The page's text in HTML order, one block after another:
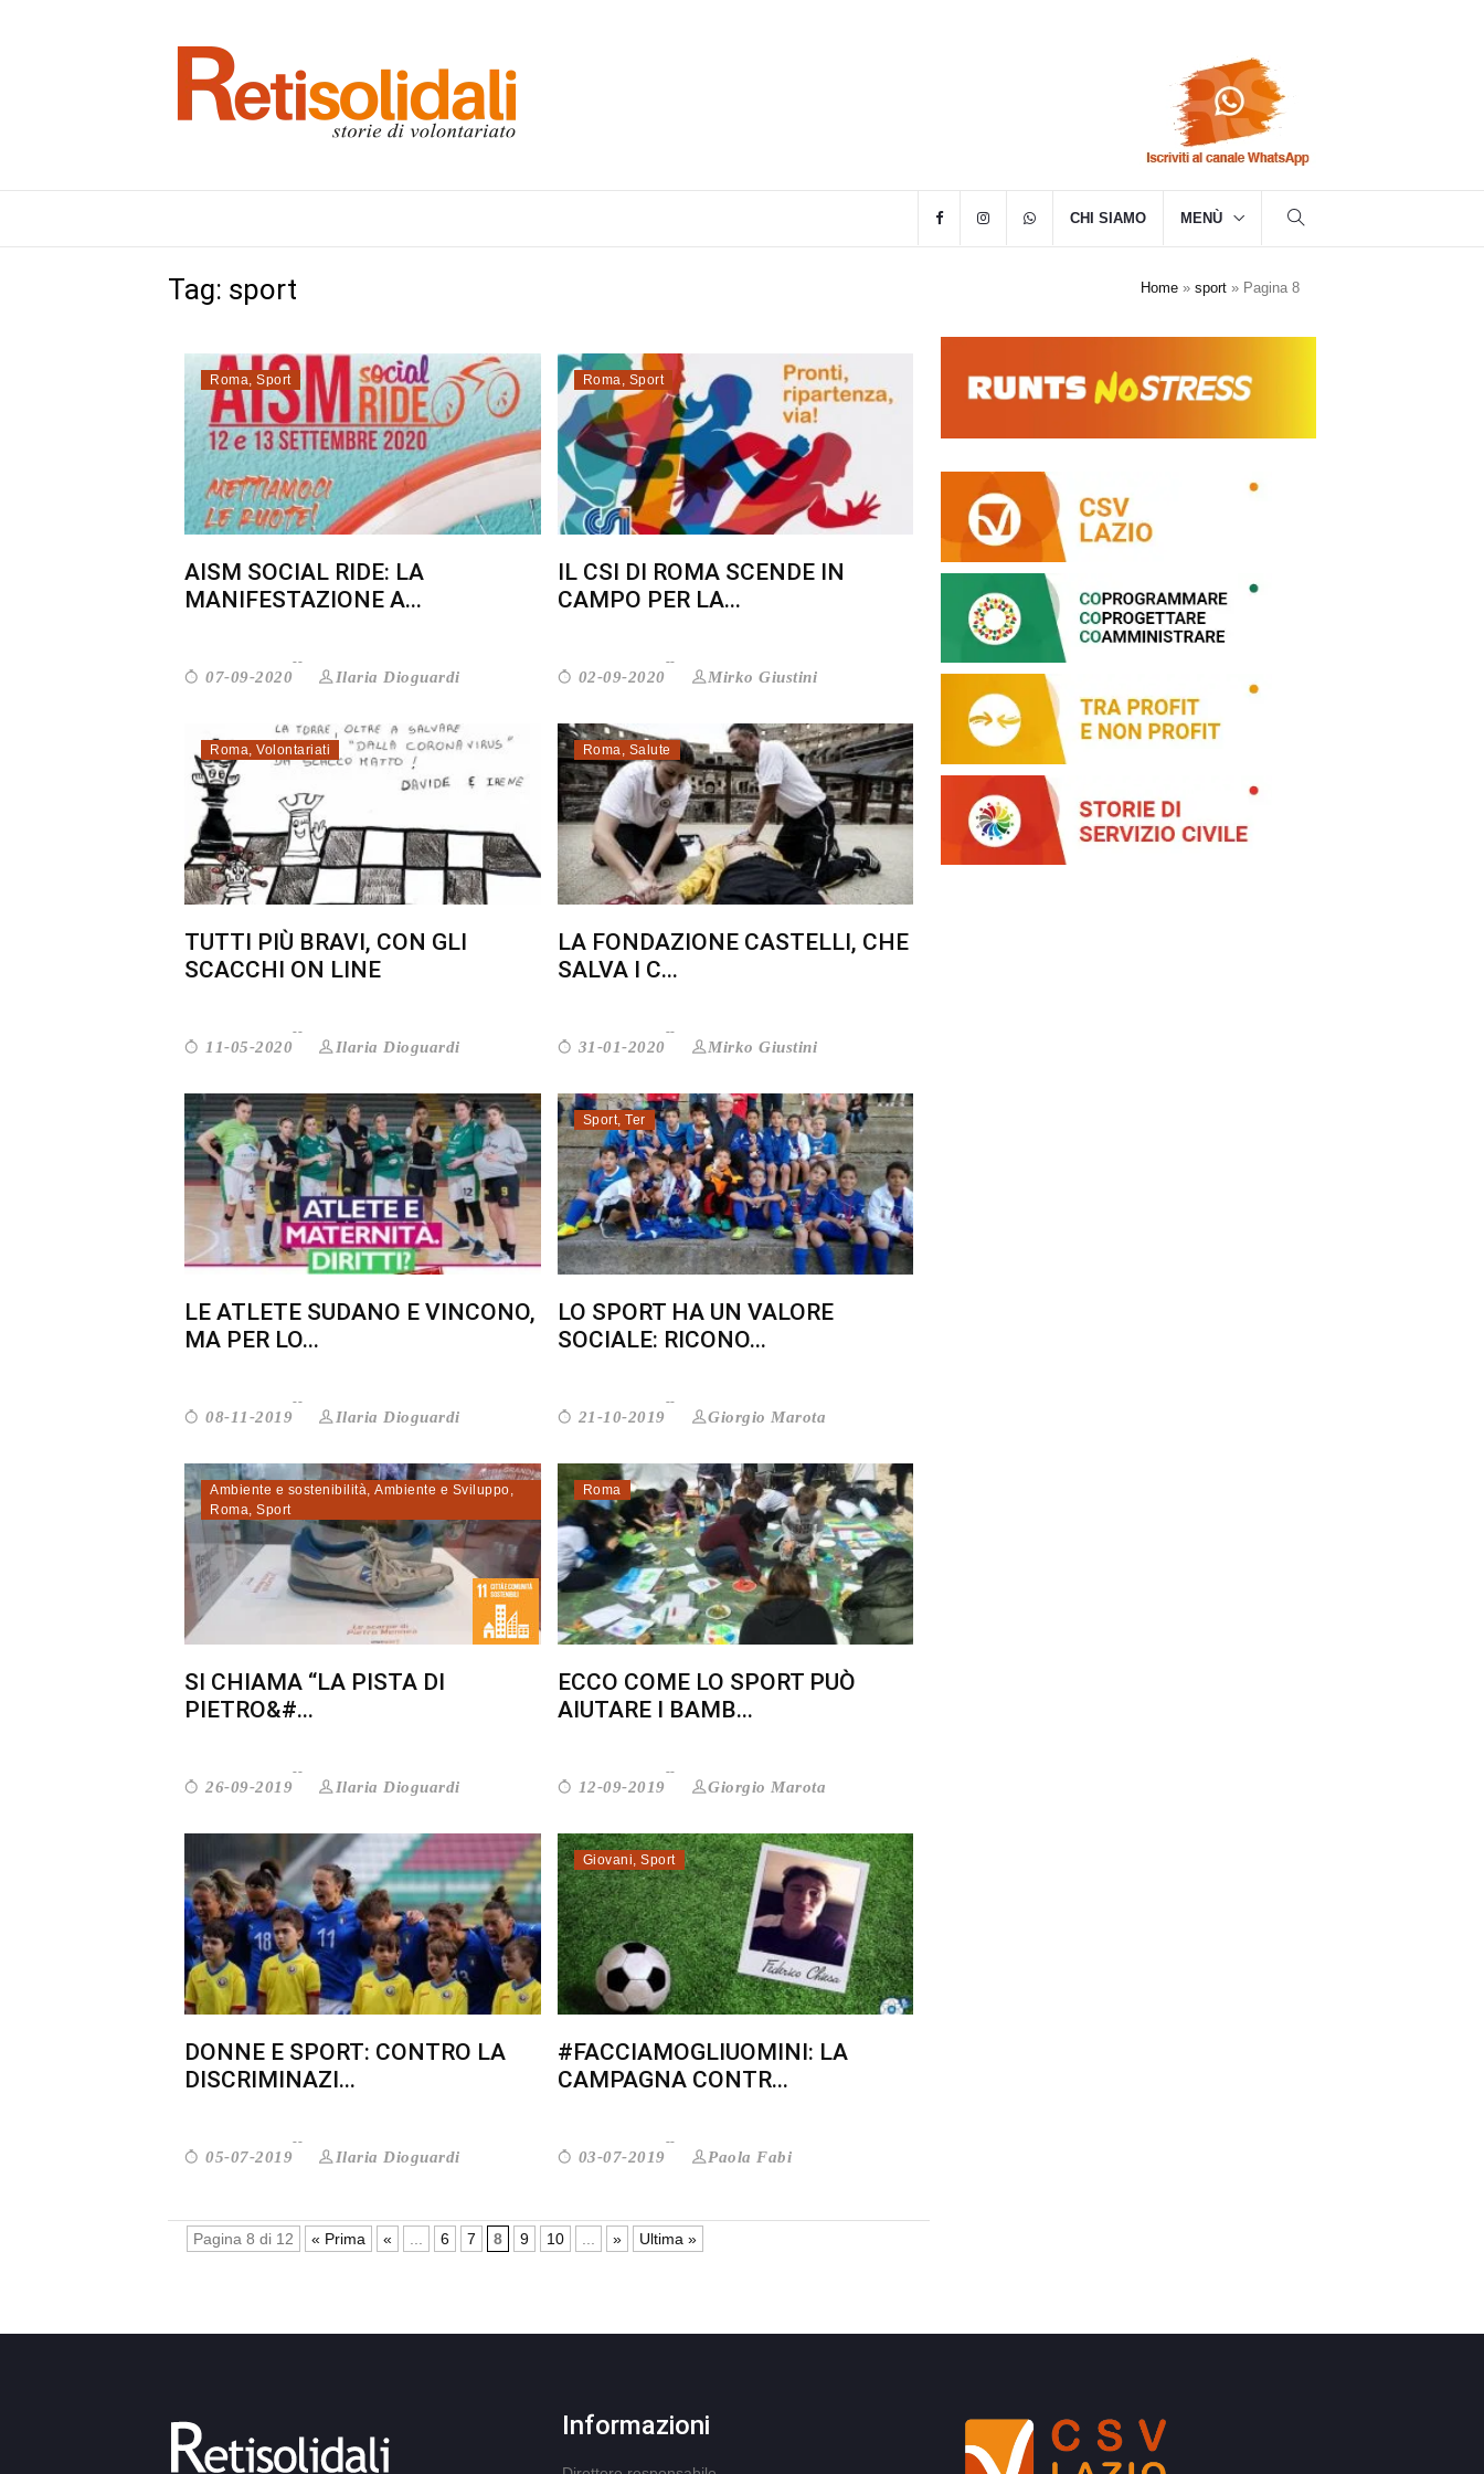
CHI SIAMO MENÙ
Tag: sport Home » sport » Pagina 8
Roma, Sport
AISM SOCIAL RIDE: LA
MANIFESTAZIONE A...
07-09-2020 Ilaria Dioguardi
Roma, Sport
IL CSI DI ROMA SCENDE IN
CAMPO PER LA...
02-09-2020 Mirko Giustini
Roma, Volontariati
TUTTI PIÙ BRAVI, CON GLI
SCACCHI ON LINE
11-05-2020 Ilaria Dioguardi
Roma, Salute
LA FONDAZIONE CASTELLI, CHE
SALVA I C...
31-01-2020 Mirko Giustini
LE ATLETE SUDANO E VINCONO,
MA PER LO...
08-11-2019 Ilaria Dioguardi
Sport, Ter
LO SPORT HA UN VALORE
SOCIALE: RICONO...
21-10-2019 Giorgio Marota
Ambiente e sostenibilità, Ambiente e Sviluppo,
Roma, Sport
SI CHIAMA “LA PISTA DI
PIETRO&#...
26-09-2019 Ilaria Dioguardi
Roma
ECCO COME LO SPORT PUÒ
AIUTARE I BAMB...
12-09-2019 Giorgio Marota
DONNE E SPORT: CONTRO LA
DISCRIMINAZI...
05-07-2019 Ilaria Dioguardi
Giovani, Sport
#FACCIAMOGLIUOMINI: LA
CAMPAGNA CONTR...
03-07-2019 Paola Fabi
Pagina 8 di 12 « Prima « 6 7 8 9 10 » Ultima »
Informazioni